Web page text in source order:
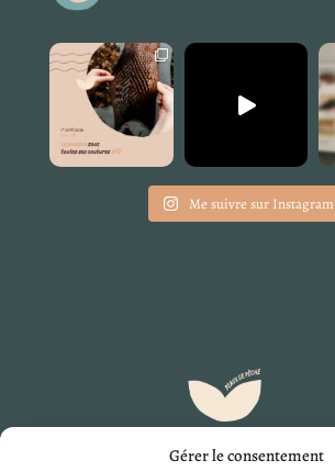
Gérer le consentement
Me suivre sur Instagram